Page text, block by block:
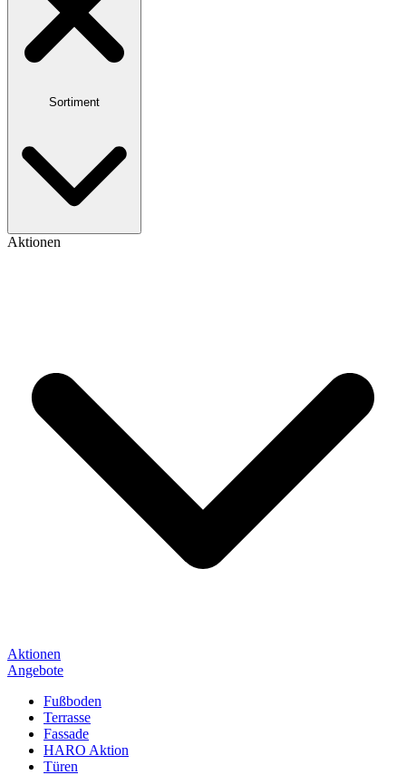
Sortiment
Aktionen
Aktionen
Angebote
Fußboden
Terrasse
Fassade
HARO Aktion
Türen